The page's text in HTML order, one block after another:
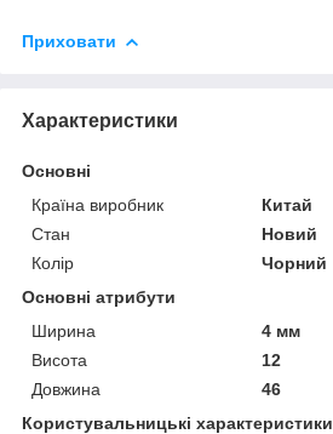
Приховати
Характеристики
Основні
Країна виробник
Китай
Стан
Новий
Колір
Чорний
Основні атрибути
Ширина
4 мм
Висота
12
Довжина
46
Користувальницькі характеристики